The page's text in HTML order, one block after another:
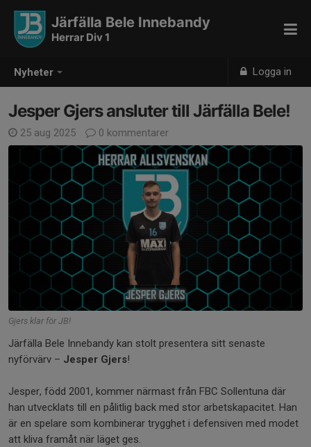
Nyheter Logga in
Järfälla Bele Innebandy
Herrar Div 1
Jesper Gjers ansluter till Järfälla Bele!
25 aug 2025 0 kommentarer
Gjers klar för JB!
Järfälla Bele Innebandy kan stolt presentera sitt senaste
nyförvärv – Jesper Gjers!
Jesper, född 2001, kommer närmast från FBC Sollentuna där
han utvecklats till en pålitlig back med stor arbetskapacitet. Han
är en spelare som kombinerar trygghet i defensiven med modet
att kliva framåt när läget ges.